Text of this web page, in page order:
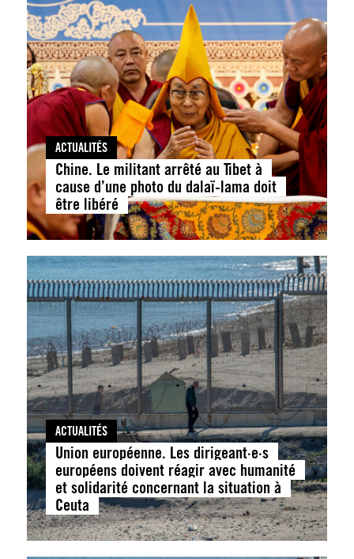
ACTUALITÉS
Chine. Le militant arrêté au Tibet à
cause d’une photo du dalaï-lama doit
être libéré
ACTUALITÉS
Union européenne. Les dirigeant·e·s
européens doivent réagir avec humanité
et solidarité concernant la situation à
Ceuta